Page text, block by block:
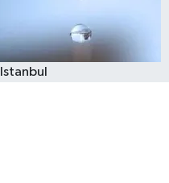
Istanbul